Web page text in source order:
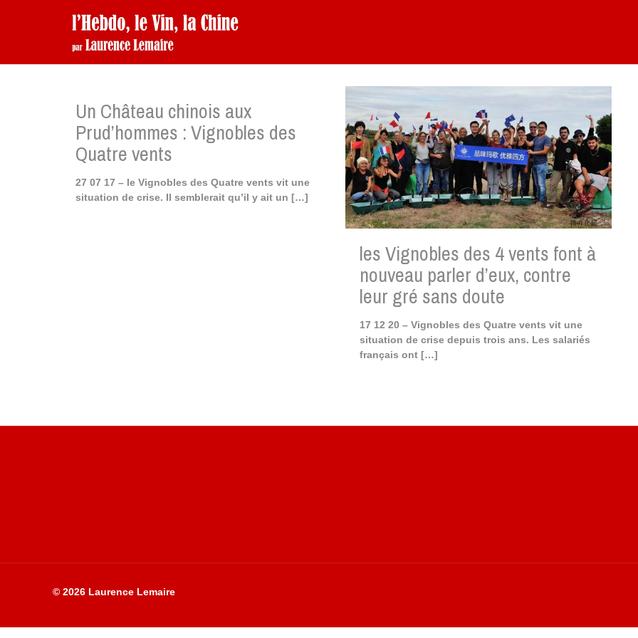
Un Château chinois aux
Prud’hommes : Vignobles des
Quatre vents
27 07 17 – le Vignobles des Quatre vents vit une
situation de crise. Il semblerait qu’il y ait un […]
les Vignobles des 4 vents font à
nouveau parler d’eux, contre
leur gré sans doute
17 12 20 – Vignobles des Quatre vents vit une
situation de crise depuis trois ans. Les salariés
français ont[…]
© 2026 Laurence Lemaire